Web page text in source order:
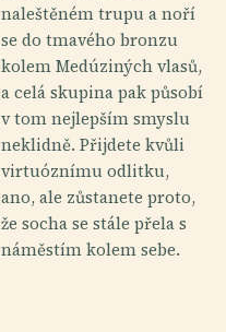
naleštěném trupu a noří
se do tmavého bronzu
kolem Medúziných vlasů,
a celá skupina pak působí
v tom nejlepším smyslu
neklidně. Přijdete kvůli
virtuóznímu odlitku,
ano, ale zůstanete proto,
že socha se stále přela s
náměstím kolem sebe.